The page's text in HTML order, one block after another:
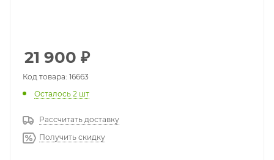
21 900 ₽
Код товара: 16663
Осталось 2 шт
Рассчитать доставку
Получить скидку